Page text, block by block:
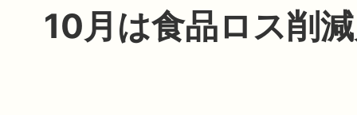
10月は食品ロス削